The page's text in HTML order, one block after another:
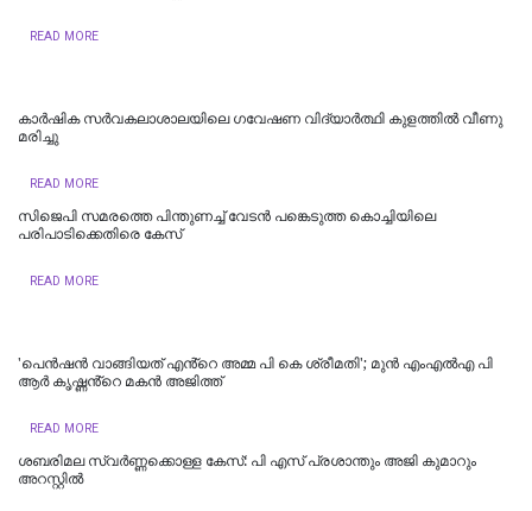
READ MORE
കാർഷിക സർവകലാശാലയിലെ ഗവേഷണ വിദ്യാർത്ഥി കുളത്തിൽ വീണു
മരിച്ചു
READ MORE
സിജെപി സമരത്തെ പിന്തുണച്ച് വേടൻ പങ്കെടുത്ത കൊച്ചിയിലെ
പരിപാടിക്കെതിരെ കേസ്
READ MORE
'പെൻഷൻ വാങ്ങിയത് എൻ്റെ അമ്മ പി കെ ശ്രീമതി'; മുൻ എംഎല്‍എ പി
ആർ കൃഷ്ണൻ്റെ മകൻ അജിത്ത്
READ MORE
ശബരിമല സ്വർണ്ണക്കൊള്ള കേസ്: പി എസ് പ്രശാന്തും അജി കുമാറും
അറസ്റ്റിൽ